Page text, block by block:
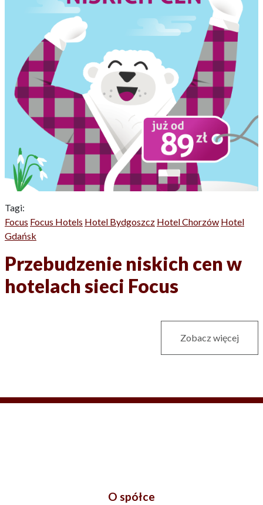
Tagi:
Focus Focus Hotels Hotel Bydgoszcz Hotel Chorzów Hotel
Gdańsk
Przebudzenie niskich cen w
hotelach sieci Focus
Zobacz więcej
O spółce